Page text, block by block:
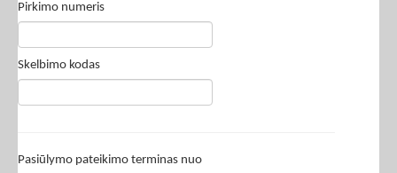
Pirkimo numeris
Skelbimo kodas
Pasiūlymo pateikimo terminas nuo